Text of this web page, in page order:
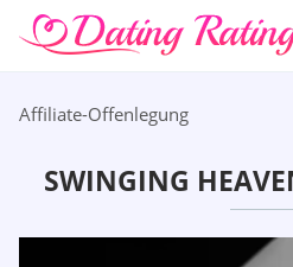
Affiliate-Offenlegung
SWINGING